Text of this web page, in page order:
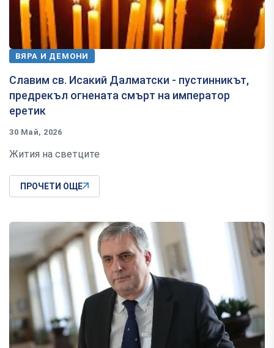
ВЯРА И ДЕМОНИ
Славим св. Исакий Далматски - пустинникът,
предрекъл огнената смърт на император
еретик
30 Май, 2026
Жития на светците
ПРОЧЕТИ ОЩЕ